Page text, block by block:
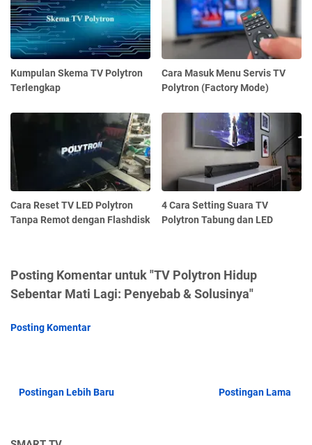
Kumpulan Skema TV Polytron
Terlengkap
Cara Masuk Menu Servis TV
Polytron (Factory Mode)
Cara Reset TV LED Polytron
Tanpa Remot dengan Flashdisk
4 Cara Setting Suara TV
Polytron Tabung dan LED
Posting Komentar untuk "TV Polytron Hidup
Sebentar Mati Lagi: Penyebab & Solusinya"
Posting Komentar
Postingan Lebih Baru Postingan Lama